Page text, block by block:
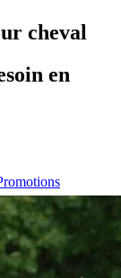
cheval
en